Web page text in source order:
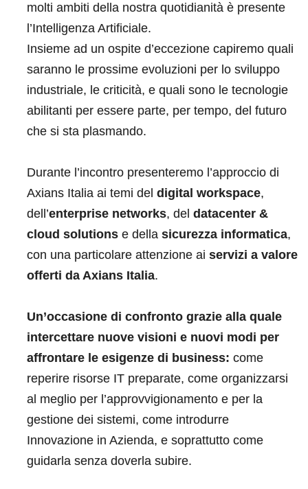
molti ambiti della nostra quotidianità è presente
l’Intelligenza Artificiale.
Insieme ad un ospite d’eccezione capiremo quali
saranno le prossime evoluzioni per lo sviluppo
industriale, le criticità, e quali sono le tecnologie
abilitanti per essere parte, per tempo, del futuro
che si sta plasmando.
Durante l’incontro presenteremo l’approccio di
Axians Italia ai temi del digital workspace,
dell’enterprise networks, del datacenter &
cloud solutions e della sicurezza informatica,
con una particolare attenzione ai servizi a valore
offerti da Axians Italia.
Un’occasione di confronto grazie alla quale
intercettare nuove visioni e nuovi modi per
affrontare le esigenze di business: come
reperire risorse IT preparate, come organizzarsi
al meglio per l’approvvigionamento e per la
gestione dei sistemi, come introdurre
Innovazione in Azienda, e soprattutto come
guidarla senza doverla subire.